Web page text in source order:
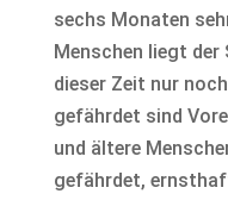
sechs Monaten
Menschen liegt
dieser Zeit nur
gefährdet sind
und ältere
gefährdet,